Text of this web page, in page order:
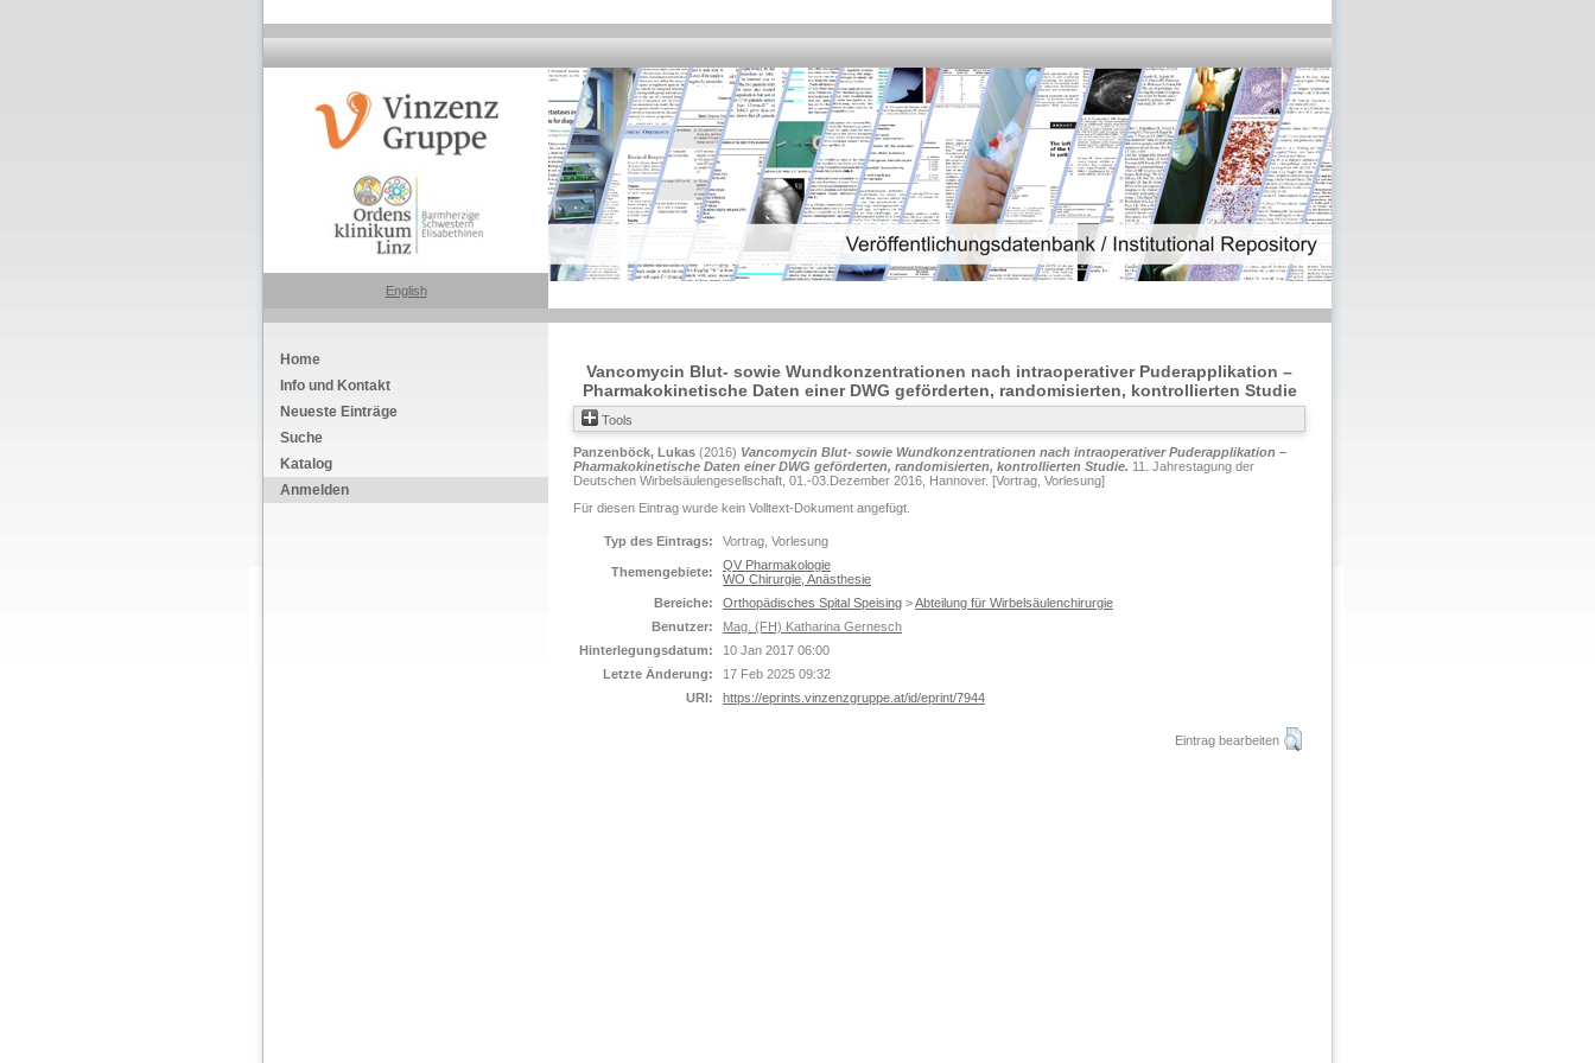
English
Home
Info und Kontakt
Neueste Einträge
Suche
Katalog
Anmelden
Vancomycin Blut- sowie Wundkonzentrationen nach intraoperativer Puderapplikation –
Pharmakokinetische Daten einer DWG geförderten, randomisierten, kontrollierten Studie
Tools
Panzenböck, Lukas (2016) Vancomycin Blut- sowie Wundkonzentrationen nach intraoperativer Puderapplikation –
Pharmakokinetische Daten einer DWG geförderten, randomisierten, kontrollierten Studie. 11. Jahrestagung der
Deutschen Wirbelsäulengesellschaft, 01.-03.Dezember 2016, Hannover. [Vortrag, Vorlesung]
Für diesen Eintrag wurde kein Volltext-Dokument angefügt.
Typ des Eintrags: Vortrag, Vorlesung
Themengebiete:
QV Pharmakologie
WO Chirurgie, Anästhesie
Bereiche:
Orthopädisches Spital Speising >Abteilung für Wirbelsäulenchirurgie
Benutzer:
Mag. (FH) Katharina Gernesch
Hinterlegungsdatum:
10 Jan 2017 06:00
Letzte Änderung:
17 Feb 2025 09:32
URI:
https://eprints.vinzenzgruppe.at/id/eprint/7944
Eintrag bearbeiten